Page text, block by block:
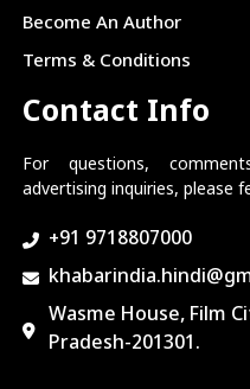
Become An Author
Terms & Conditions
Contact Info
For questions,
advertising inquiries, please
+91 9718807000
Wasme House, Film
Pradesh-201301.